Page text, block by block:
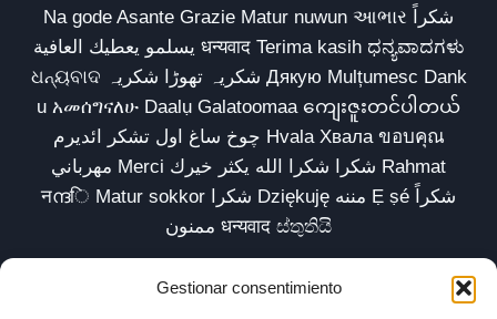
Gestionar consentimiento
Na gode Asante Grazie Matur nuwun આભાર شكراً
يسلمو يعطيك العافية धन्यवाद Terima kasih ಧನ್ಯವಾದಗಳು
ଧନ୍ୟବାଦ شکریہ تھوڑا شکریہ Дякую Mulțumesc Dank
u አመሰግናለሁ Daalụ Galatoomaa ကျေးဇူးတင်ပါတယ်
چوخ ساغ اول تشکر ائدیرم Hvala Хвала ขอบคุณ
مهرباني Merci شكرا شكرا الله يكثر خيرك Rahmat
नന്ദि Matur sokkor شكرا Dziękuję مننه Ẹ ṣé شكراً
ممنون धन्यवाद ස්තුතියි